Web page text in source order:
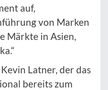
auf,
von Marken
Märkte in Asien,
Latner, der das
bereits zum